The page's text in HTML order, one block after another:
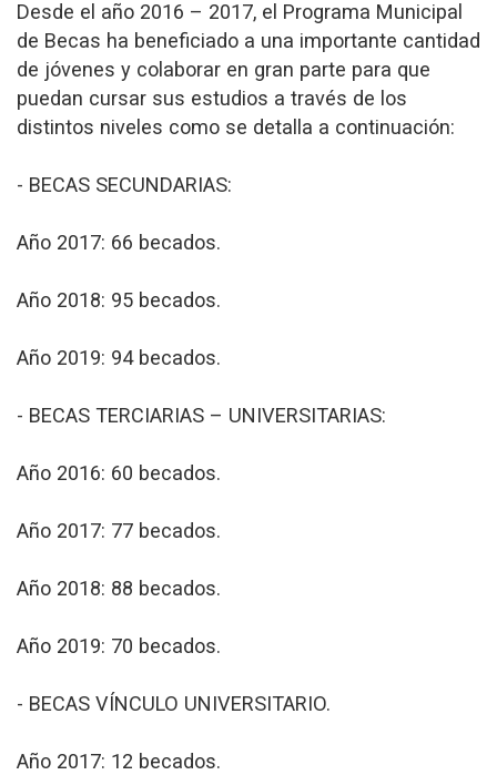
Desde el año 2016 – 2017, el Programa Municipal
de Becas ha beneficiado a una importante cantidad
de jóvenes y colaborar en gran parte para que
puedan cursar sus estudios a través de los
distintos niveles como se detalla a continuación:
- BECAS SECUNDARIAS:
Año 2017: 66 becados.
Año 2018: 95 becados.
Año 2019: 94 becados.
- BECAS TERCIARIAS – UNIVERSITARIAS:
Año 2016: 60 becados.
Año 2017: 77 becados.
Año 2018: 88 becados.
Año 2019: 70 becados.
- BECAS VÍNCULO UNIVERSITARIO.
Año 2017: 12 becados.